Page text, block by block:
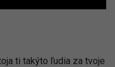
ti takýto ľudia za tvoje